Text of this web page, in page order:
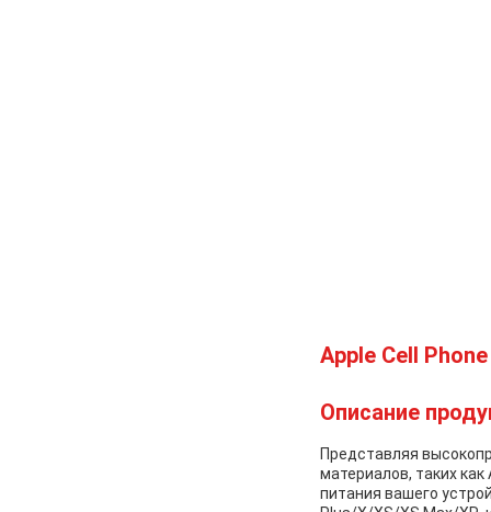
Apple Cell
Описание
Представляя
материалов, таких
питания вашего